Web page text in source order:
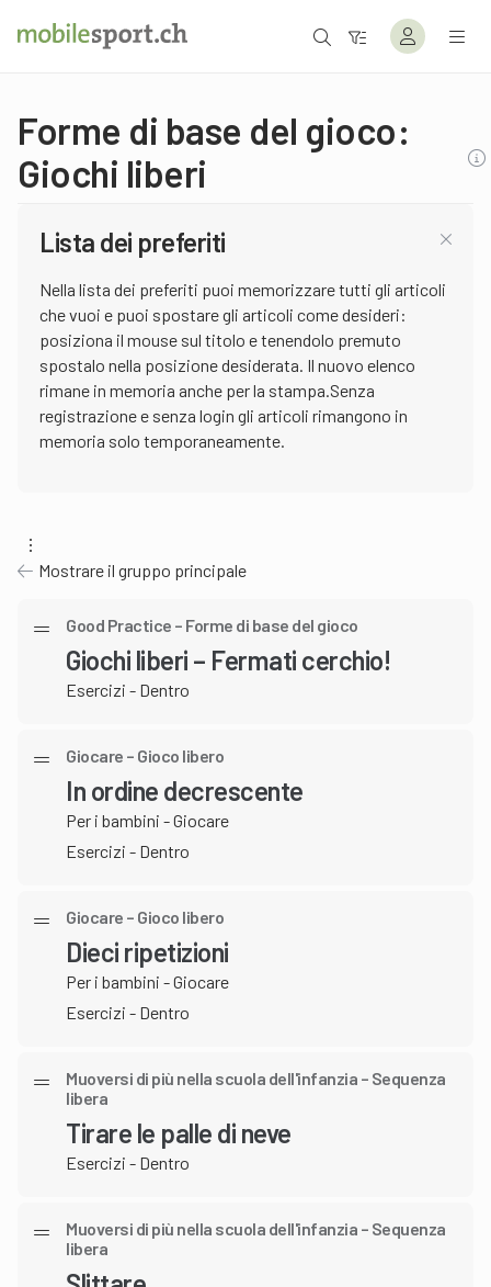
Forme di base del gioco:
Giochi liberi
Lista dei preferiti
Nella lista dei preferiti puoi memorizzare tutti gli articoli
che vuoi e puoi spostare gli articoli come desideri:
posiziona il mouse sul titolo e tenendolo premuto
spostalo nella posizione desiderata. Il nuovo elenco
rimane in memoria anche per la stampa.Senza
registrazione e senza login gli articoli rimangono in
memoria solo temporaneamente.
Mostrare il gruppo principale
Good Practice – Forme di base del gioco
Giochi liberi – Fermati cerchio!
Esercizi - Dentro
Giocare – Gioco libero
In ordine decrescente
Per i bambini - Giocare
Esercizi - Dentro
Giocare – Gioco libero
Dieci ripetizioni
Per i bambini - Giocare
Esercizi - Dentro
Muoversi di più nella scuola dell'infanzia – Sequenza
libera
Tirare le palle di neve
Esercizi - Dentro
Muoversi di più nella scuola dell'infanzia – Sequenza
libera